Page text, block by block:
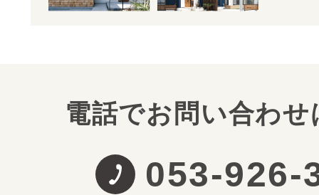
電話でお問い合わ
053-926-